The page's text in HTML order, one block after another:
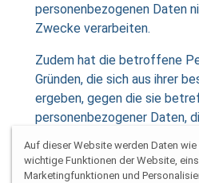
Auf dieser Website werden Daten
wichtige Funktionen der Website,
Marketingfunktionen und
personenbezogenen Daten
Zwecke verarbeiten.
Zudem hat die betroffene
Gründen, die sich aus ihrer
ergeben, gegen die sie
personenbezogener Daten,
historischen
Zwecken gemäß Art. 89